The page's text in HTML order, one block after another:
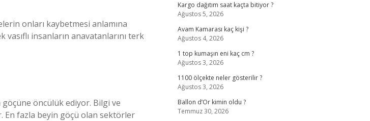
onları kaybetmesi anlamına
insanların anavatanlarını terk
öncülük ediyor. Bilgi ve
En fazla beyin göçü olan sektörler
Kargo dağıtım saat kaçta bitiyor ?
Ağustos 5, 2026
Avam Kamarası kaç kişi ?
Ağustos 4, 2026
1 top kumaşın eni kaç cm ?
Ağustos 3, 2026
1100 ölçekte neler gösterilir ?
Ağustos 3, 2026
Ballon d’Or kimin oldu ?
Temmuz 30, 2026